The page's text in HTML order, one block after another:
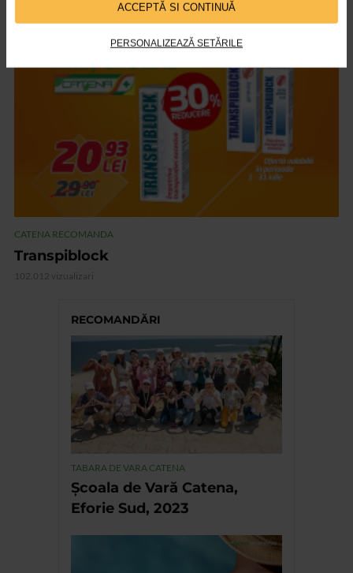
ACCEPTĂ SI CONTINUĂ
PERSONALIZEAZĂ SETĂRILE
CATENA RECOMANDA
Transpiblock
102.012 vizualizari
RECOMANDĂRI
TABARA DE VARA CATENA
Școala de Vară Catena,
Eforie Sud, 2023